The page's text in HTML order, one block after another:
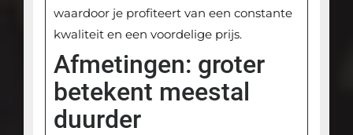
waardoor je profiteert van een constante
kwaliteit en een voordelige prijs.
Afmetingen: groter
betekent meestal
duurder